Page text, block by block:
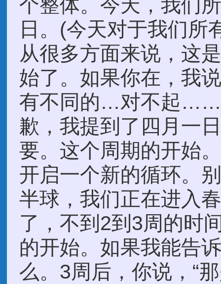
个整体。今天，我们
日。(今天对于我们所
从很多方面来说，这
始了。如果你在，我
有不同的…对不起
歉，我提到了四月一
要。这个周期的开始
开启一个新的循环。
半球，我们正在进入
了，不到2到3周的时
的开始。如果我能告
么。3周后，你说，“